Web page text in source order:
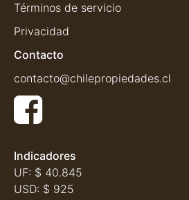
Términos de servicio
Privacidad
Contacto
contacto@chilepropiedades.cl
Indicadores
UF: $ 40.845
USD: $ 925